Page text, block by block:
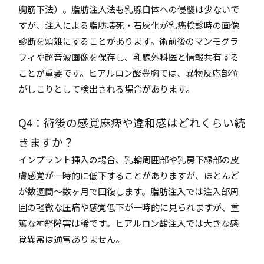
胸筋下法）。脂肪注入法も乳腺自体への侵襲は少ないで
すが、注入による脂肪壊死・石灰化が乳癌検診時の画像
診断を煩雑にすることがあります。術前後のマンモグラ
フィや超音波画像を保存し、乳腺外科医と情報共有する
ことが重要です。ヒアルロン酸豊胸では、異物反応部位
がしこりとして検出される場合があります。
Q4：術後の感覚麻痺や違和感はどれくらい続
きますか？
インプラント挿入の場合、乳輪周囲部や乳房下縁部の皮
膚感覚が一時的に低下することがありますが、ほとんど
が数週間〜数ヶ月で回復します。脂肪注入では注入部周
囲の軽微な圧痛や感覚低下が一時的に見られますが、重
篤な神経障害は稀です。ヒアルロン酸注入では大きな感
覚異常は通常ありません。